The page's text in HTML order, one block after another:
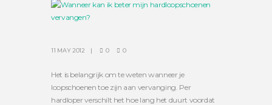
11 MAY 2012 0 0
Het is belangrijk om te weten wanneer je
loopschoenen toe zijn aan vervanging. Per
hardloper verschilt het hoe lang het duurt voordat